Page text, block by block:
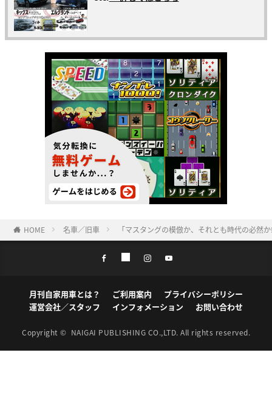
HOME 名車／旧車 「マスタングの模倣か、それとも時代の必然
月刊自家用車とは？ ご利用案内
プライバシーポリシー
運営会社／スタッフ
インフォメーション お問い合わせ
Copyright © NAIGAI PUBLISHING CO.,LTD. All rights reserved.